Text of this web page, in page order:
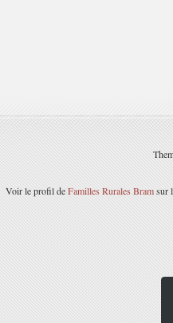
Voir le profil deFamilles Rurales Bramsur